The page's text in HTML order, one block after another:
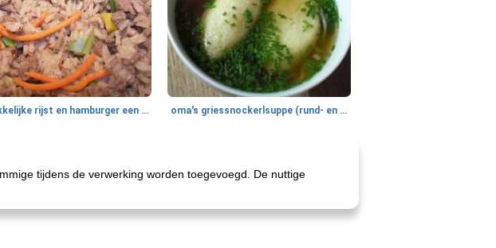
gemakkelijke rijst en hamburger een gerecht diner oma's griessnockerlsuppe (rund- en griesmeelknoedelsoep)
tijdens de verwerking worden toegevoegd. De nuttige